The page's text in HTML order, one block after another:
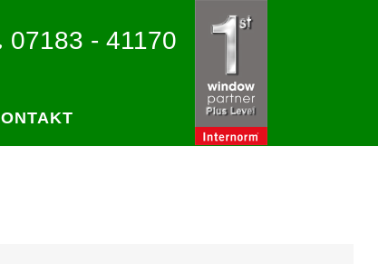
07183 - 41170